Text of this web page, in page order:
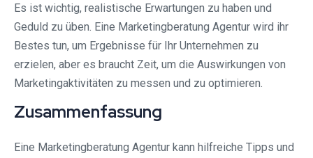
Es ist wichtig, realistische Erwartungen zu haben und
Geduld zu üben. Eine Marketingberatung Agentur wird ihr
Bestes tun, um Ergebnisse für Ihr Unternehmen zu
erzielen, aber es braucht Zeit, um die Auswirkungen von
Marketingaktivitäten zu messen und zu optimieren.
Zusammenfassung
Eine Marketingberatung Agentur kann hilfreiche Tipps und